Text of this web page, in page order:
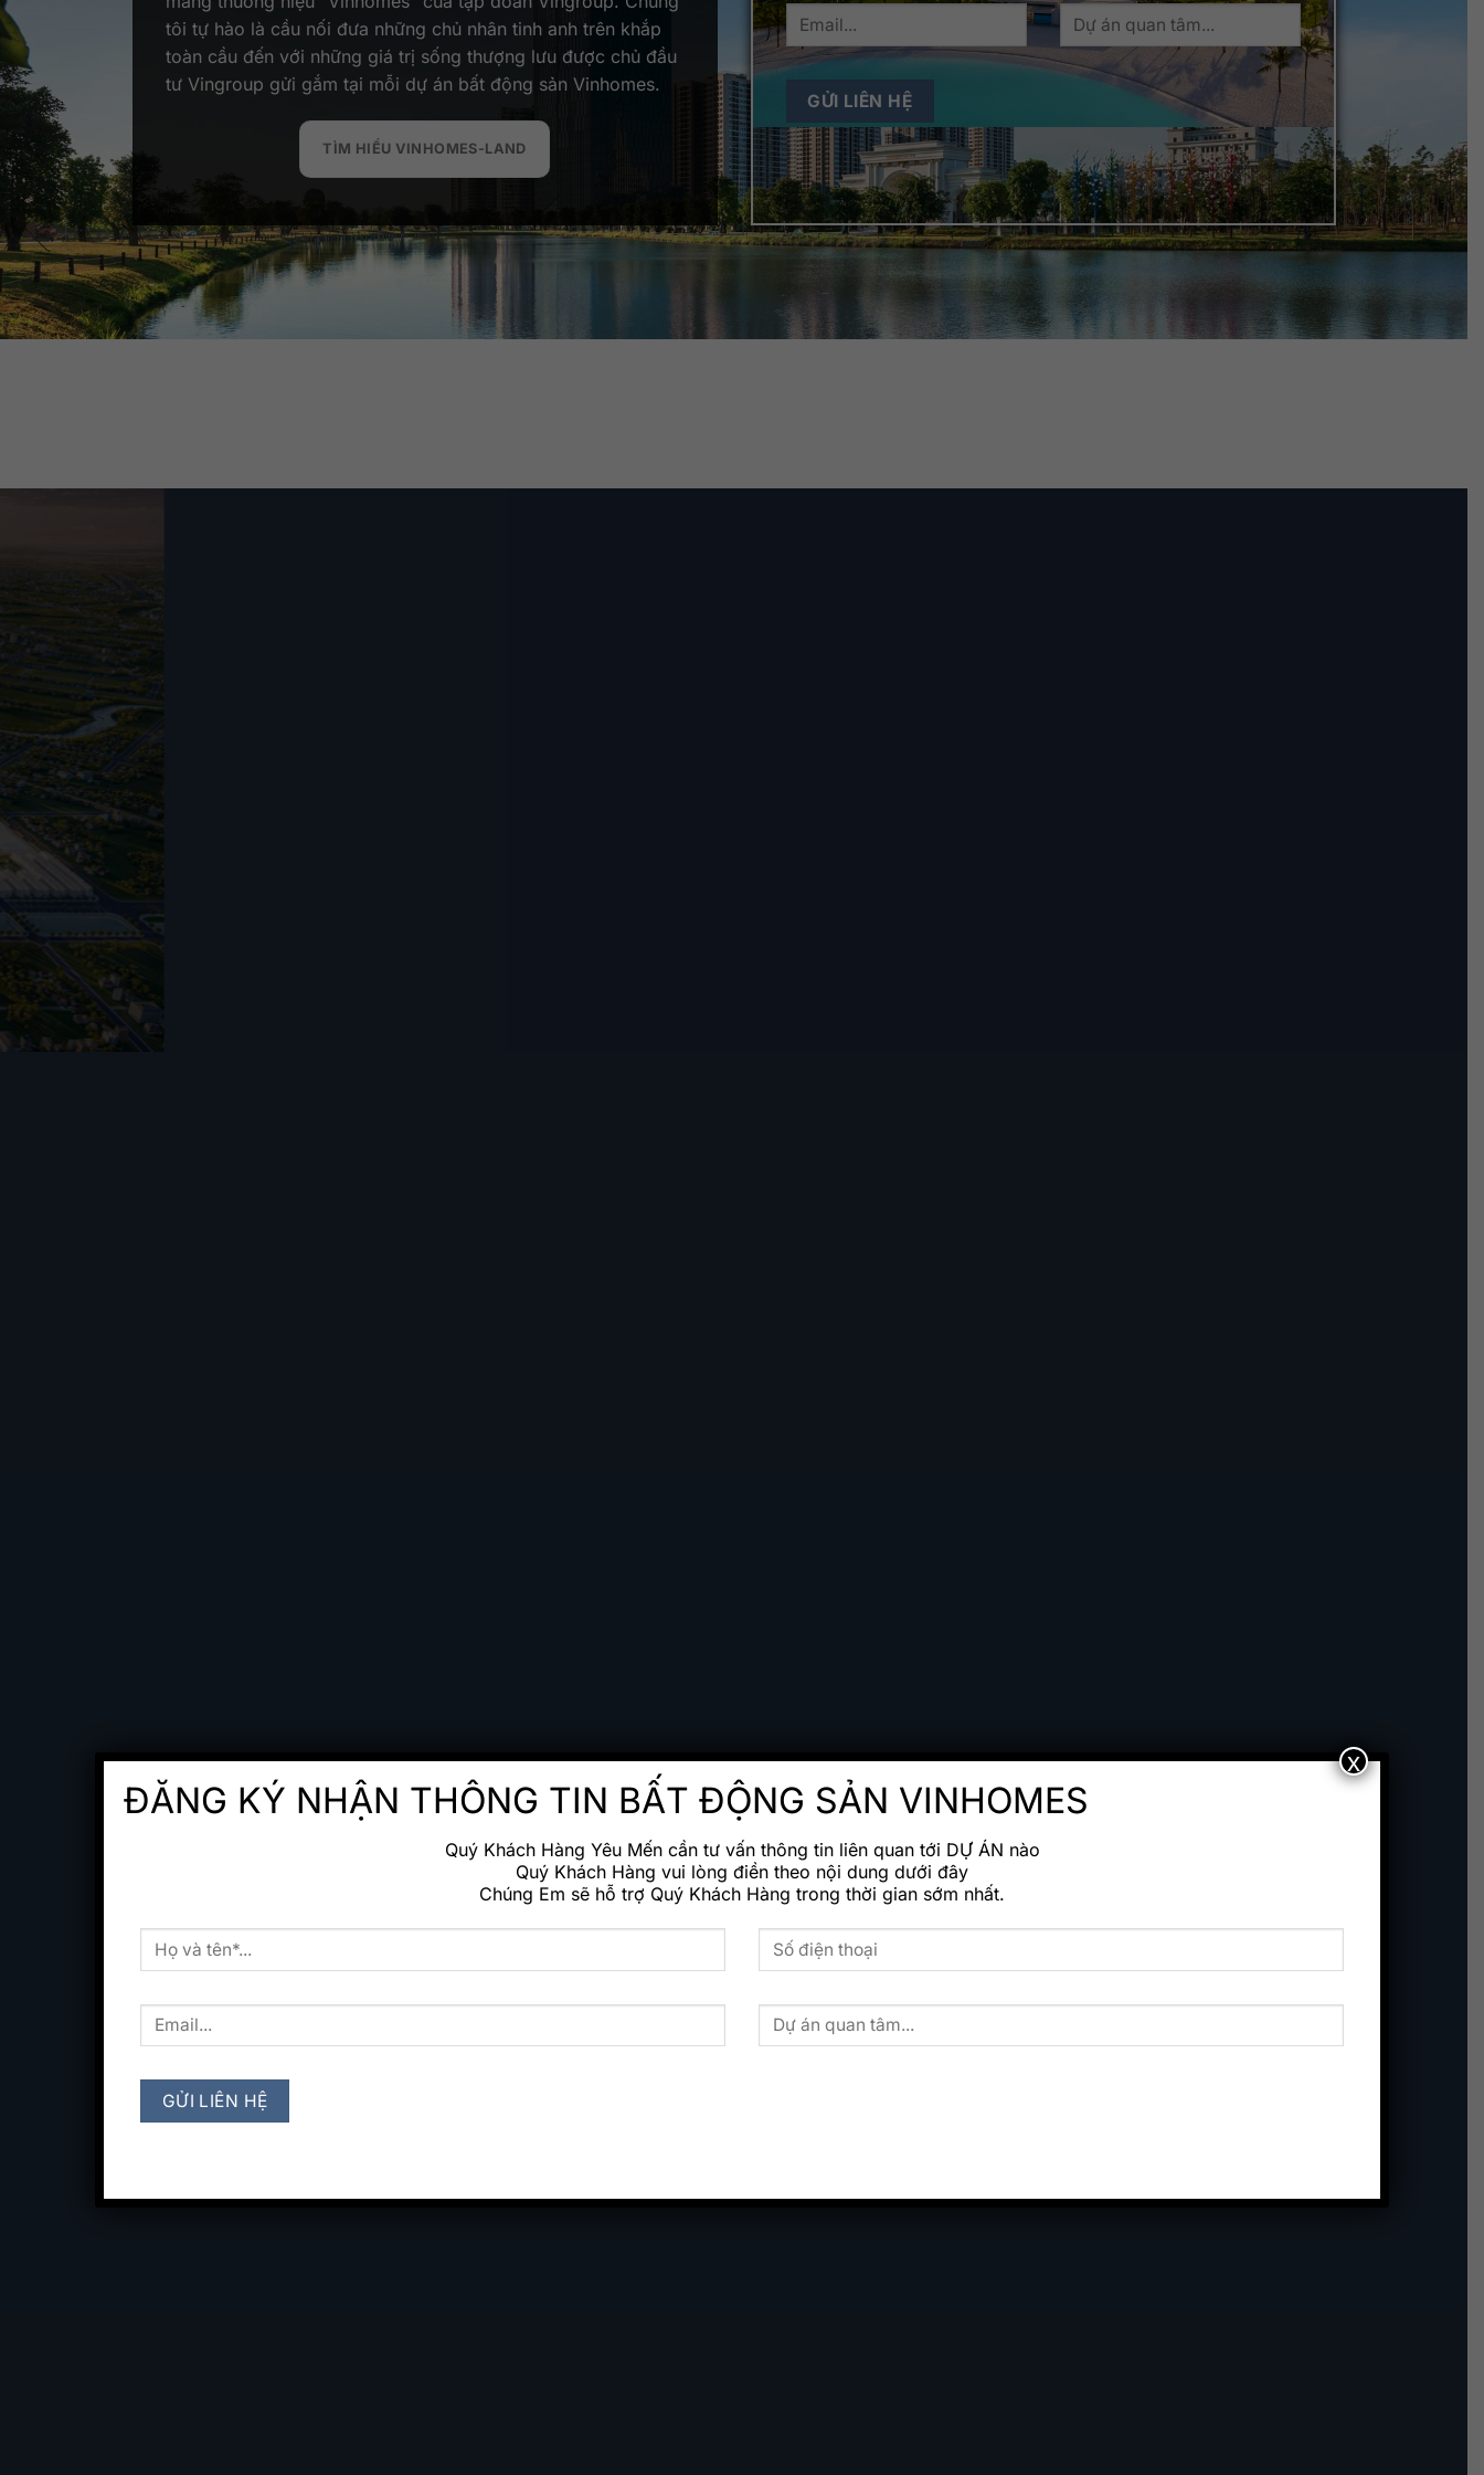
tôi tự hào là cầu nối đưa những chủ nhân tinh anh trên khắp
toàn cầu đến với những giá trị sống thượng lưu được chủ đầu
tư Vingroup gửi gắm tại mỗi dự án bất động sản Vinhomes.
TÌM HIỂU VINHOMES-LAND
ĐĂNG KÝ NHẬN THÔNG TIN BẤT ĐỘNG SẢN VINHOMES
Quý Khách Hàng Yêu Mến cần tư vấn thông tin liên quan tới DỰ ÁN nào
Quý Khách Hàng vui lòng điền theo nội dung dưới đây
Chúng Em sẽ hỗ trợ Quý Khách Hàng trong thời gian sớm nhất.
x